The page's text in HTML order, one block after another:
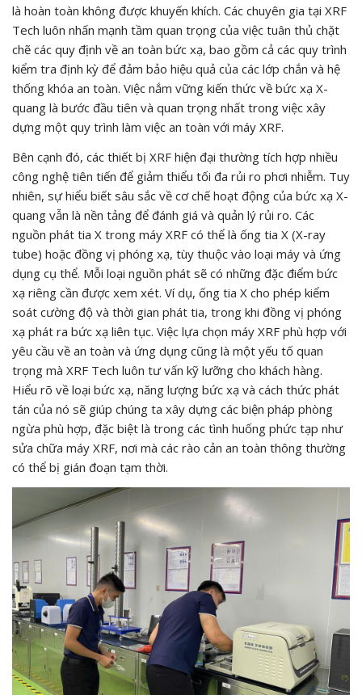
là hoàn toàn không được khuyến khích. Các chuyên gia tại XRF
Tech luôn nhấn mạnh tầm quan trọng của việc tuân thủ chặt
chẽ các quy định về an toàn bức xạ, bao gồm cả các quy trình
kiểm tra định kỳ để đảm bảo hiệu quả của các lớp chắn và hệ
thống khóa an toàn. Việc nắm vững kiến thức về bức xạ X-
quang là bước đầu tiên và quan trọng nhất trong việc xây
dựng một quy trình làm việc an toàn với máy XRF.
Bên cạnh đó, các thiết bị XRF hiện đại thường tích hợp nhiều
công nghệ tiên tiến để giảm thiểu tối đa rủi ro phơi nhiễm. Tuy
nhiên, sự hiểu biết sâu sắc về cơ chế hoạt động của bức xạ X-
quang vẫn là nền tảng để đánh giá và quản lý rủi ro. Các
nguồn phát tia X trong máy XRF có thể là ống tia X (X-ray
tube) hoặc đồng vị phóng xạ, tùy thuộc vào loại máy và ứng
dụng cụ thể. Mỗi loại nguồn phát sẽ có những đặc điểm bức
xạ riêng cần được xem xét. Ví dụ, ống tia X cho phép kiểm
soát cường độ và thời gian phát tia, trong khi đồng vị phóng
xạ phát ra bức xạ liên tục. Việc lựa chọn máy XRF phù hợp với
yêu cầu về an toàn và ứng dụng cũng là một yếu tố quan
trọng mà XRF Tech luôn tư vấn kỹ lưỡng cho khách hàng.
Hiểu rõ về loại bức xạ, năng lượng bức xạ và cách thức phát
tán của nó sẽ giúp chúng ta xây dựng các biện pháp phòng
ngừa phù hợp, đặc biệt là trong các tình huống phức tạp như
sửa chữa máy XRF, nơi mà các rào cản an toàn thông thường
có thể bị gián đoạn tạm thời.